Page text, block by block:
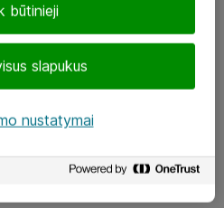
būtinieji
slapukus
nustatymai